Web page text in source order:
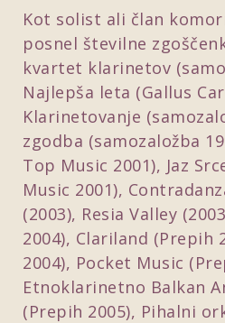
Kot solist ali član
posnel številne
kvartet klarinetov
Najlepša leta (Gallus
Klarinetovanje
zgodba (samozaložba
Top Music 2001), Jaz
Music 2001),
(2003), Resia Valley
2004), Clariland (Prepih
2004), Pocket Music
Etnoklarinetno Balkan
(Prepih 2005), Pihalni